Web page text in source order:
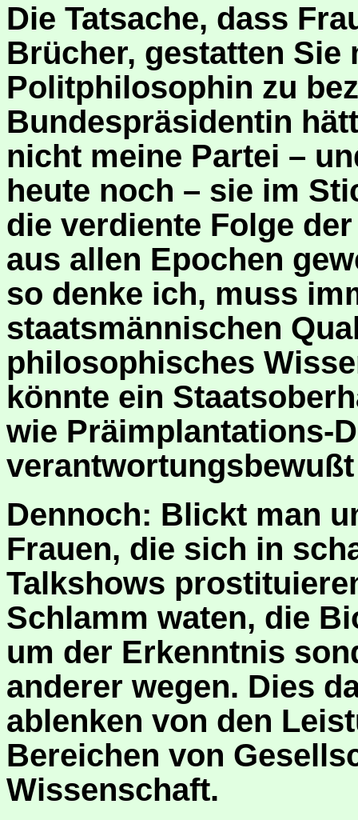
Die Tatsache, dass
Brücher, gestatten Sie
Politphilosophin zu
Bundespräsidentin
nicht meine Partei –
heute noch – sie im
die verdiente Folge
aus allen Epochen
so denke ich, muss
staatsmännischen
philosophisches
könnte ein
wie Präimplantations-
Dennoch: Blickt man
Frauen, die sich in
Talkshows
Schlamm waten, die
um der Erkenntnis
anderer wegen. Dies
ablenken von den
Bereichen von
Wissenschaft.